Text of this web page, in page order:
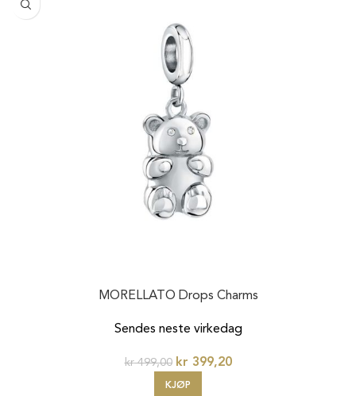
MORELLATO Drops Charms
Sendes neste virkedag
kr499,00 kr 399,20
KJØP